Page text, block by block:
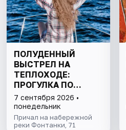
ПОЛУДЕННЫЙ
ВЫСТРЕЛ НА
ТЕПЛОХОДЕ:
ПРОГУЛКА ПО
КАНАЛАМ
ПЕТЕРБУРГА С
ДЕТЬМИ
7 сентября 2026 •
понедельник
Причал на набережной
реки Фонтанки, 71